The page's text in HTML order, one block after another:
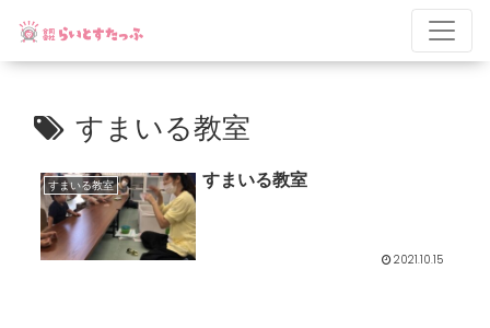
すまいる教室
すまいる教室 すまいる教室
2021.10.15